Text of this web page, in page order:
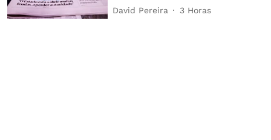
David Pereira 3 Horas